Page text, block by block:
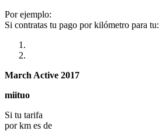
Por ejemplo:
Si contratas tu pago por kilómetro para tu:
March Active 2017
miituo
Si tu tarifa
por km es de